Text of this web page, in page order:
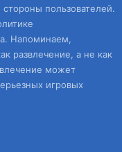
пользователей.
Напоминаем,
развлечение, а не как
может
игровых